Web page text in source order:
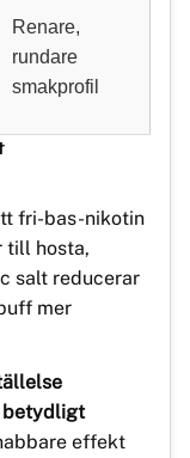
Renare,
rundare
smakprofil
fri-bas-nikotin
till hosta,
salt reducerar
mer
betydligt
effekt